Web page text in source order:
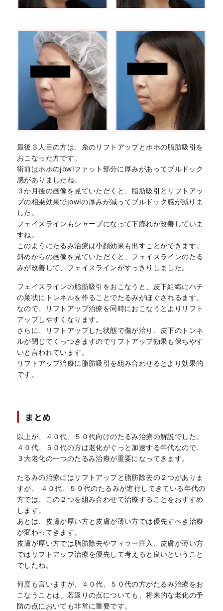
最後３人目の方は、糸のリフトアップとホホの脂肪吸引を
おこなった方です。
術前はホホのjowlファット部分に厚みがあってブルドック
感がありましたね。
３か月後の画像を見ていただくと、脂肪吸引とリフトアッ
プの相乗効果でjowlの厚みが減ってブルドック感が減りま
した。
フェイスラインもシャープになって下膨れが改善していま
すね。
このようにたるみ治療は小顔効果も出すことができます。
斜めからの画像を見ていただくと、フェイスラインのたる
みが改善して、フェイスラインがすっきりしました。
フェイスラインの脂肪吸引をおこなうと、皮下組織にハチ
の巣状にトンネルを作ることでたるみがほぐされるます。
なので、リフトアップ治療を同時におこなうとよりリフト
アップしやすくなります。
さらに、リフトアップした状態で傷が治り、皮下のトンネ
ルが閉じてくっつきますのでリフトアップ効果も保ちやす
いと言われています。
リフトアップ治療に脂肪吸引を組み合わせるとより効果的
です。
まとめ
以上が、４０代、５０代向けのたるみ治療の解説でした。
４０代、５０代の方は老化がぐっと加速する年代なので、
３大老化の一つのたるみ治療が重要になってきます。
たるみの治療にはリフトアップと脂肪除去の２つがありま
すが、 ４０代、５０代のたるみが進行してきている年代の
方では、この２つを組み合わせて治療することをおすすめ
します。
あとは、皮膚が厚い方と皮膚が薄い方では優先すべき治療
が変わってきます。
皮膚が厚い方では脂肪除去やフィラー注入、皮膚が薄い方
ではリフトアップ治療を優先して考えると良いということ
でしたね。
何度も言いますが、４０代、５０代の方がたるみ治療をお
こなうことは、若返りの点についても、将来的な老化の予
防の点においても非常に重要です。